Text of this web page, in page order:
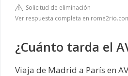
Solicitud de eliminación
Ver respuesta completa en
¿Cuánto tarda el
Viaja de Madrid a París en